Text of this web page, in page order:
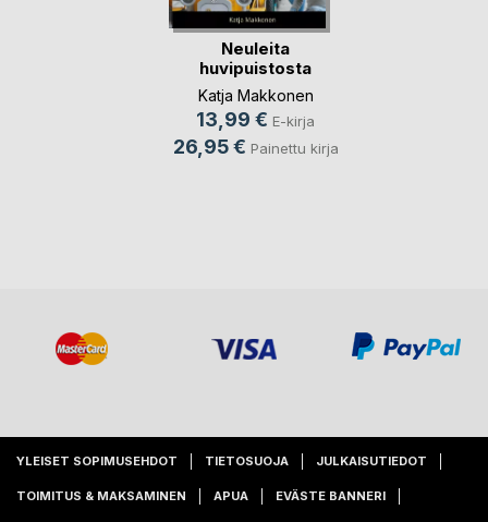
Neuleita
huvipuistosta
Katja Makkonen
13,99 € E-kirja
26,95 € Painettu kirja
YLEISET SOPIMUSEHDOT TIETOSUOJA JULKAISUTIEDOT
TOIMITUS & MAKSAMINEN APUA EVÄSTE BANNERI